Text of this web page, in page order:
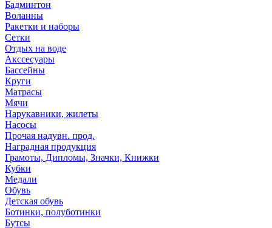
Бадминтон
Воланны
Ракетки и наборы
Сетки
Отдых на воде
Акссесуары
Бассейны
Круги
Матрасы
Мячи
Нарукавники, жилеты
Насосы
Прочая надувн. прод.
Наградная продукция
Грамоты, Дипломы, Значки, Книжки
Кубки
Медали
Обувь
Детская обувь
Ботинки, полуботинки
Бутсы